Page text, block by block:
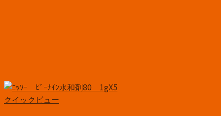
クイックビュー